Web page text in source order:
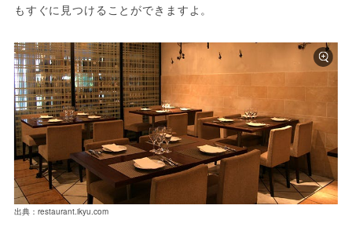
もすぐに見つけることができますよ。
出典：restaurant.ikyu.com